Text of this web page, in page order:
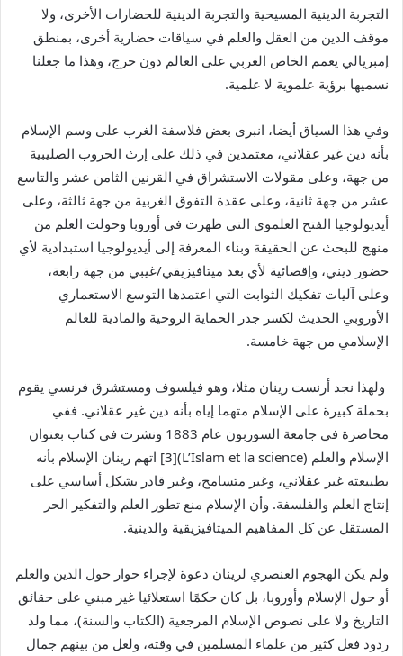
التجربة الدينية المسيحية والتجربة الدينية للحضارات الأخرى، ولا
موقف الدين من العقل والعلم في سياقات حضارية أخرى، بمنطق
إمبريالي يعمم الخاص الغربي على العالم دون حرج، وهذا ما جعلنا
نسميها برؤية علموية لا علمية.
وفي هذا السياق أيضا، انبرى بعض فلاسفة الغرب على وسم الإسلام
بأنه دين غير عقلاني، معتمدين في ذلك على إرث الحروب الصليبية
من جهة، وعلى مقولات الاستشراق في القرنين الثامن عشر والتاسع
عشر من جهة ثانية، وعلى عقدة التفوق الغربية من جهة ثالثة، وعلى
أيديولوجيا الفتح العلموي التي ظهرت في أوروبا وحولت العلم من
منهج للبحث عن الحقيقة وبناء المعرفة إلى أيديولوجيا استبدادية لأي
حضور ديني، وإقصائية لأي بعد ميتافيزيقي/غيبي من جهة رابعة،
وعلى آليات تفكيك الثوابت التي اعتمدها التوسع الاستعماري
الأوروبي الحديث لكسر جدر الحماية الروحية والمادية للعالم
الإسلامي من جهة خامسة.
ولهذا نجد أرنست رينان مثلا، وهو فيلسوف ومستشرق فرنسي يقوم
بحملة كبيرة على الإسلام متهما إياه بأنه دين غير عقلاني. ففي
محاضرة في جامعة السوربون عام 1883 ونشرت في كتاب بعنوان
الإسلام والعلم (L’Islam et la science)[3] اتهم رينان الإسلام بأنه
بطبيعته غير عقلاني، وغير متسامح، وغير قادر بشكل أساسي على
إنتاج العلم والفلسفة. وأن الإسلام منع تطور العلم والتفكير الحر
المستقل عن كل المفاهيم الميتافيزيقية والدينية.
ولم يكن الهجوم العنصري لرينان دعوة لإجراء حوار حول الدين والعلم
أو حول الإسلام وأوروبا، بل كان حكمًا استعلائيا غير مبني على حقائق
التاريخ ولا على نصوص الإسلام المرجعية (الكتاب والسنة)، مما ولد
ردود فعل كثير من علماء المسلمين في وقته، ولعل من بينهم جمال